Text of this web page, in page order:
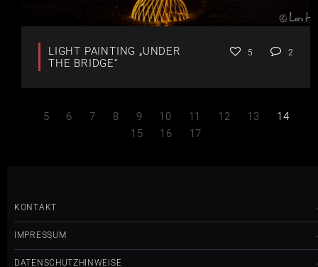
LIGHT PAINTING „UNDER
THE BRIDGE“
5 2
5 6 7 8 9 10 11 12 13
14
15
16 17
KONTAKT
IMPRESSUM
DATENSCHUTZHINWEISE